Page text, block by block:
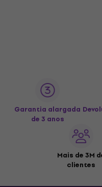
Garantia alargada
de 3 anos
Mais de 3M
clientes